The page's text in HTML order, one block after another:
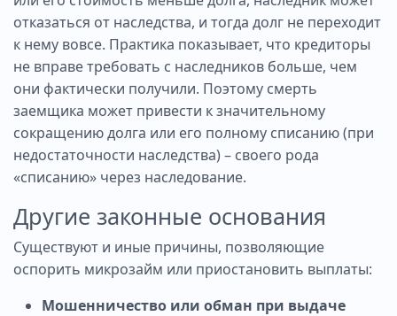
отказаться от наследства, и тогда долг не переходит
к нему вовсе. Практика показывает, что кредиторы
не вправе требовать с наследников больше, чем
они фактически получили. Поэтому смерть
заемщика может привести к значительному
сокращению долга или его полному списанию (при
недостаточности наследства) – своего рода
«списанию» через наследование.
Другие законные основания
Существуют и иные причины, позволяющие
оспорить микрозайм или приостановить выплаты:
Мошенничество или обман при выдаче